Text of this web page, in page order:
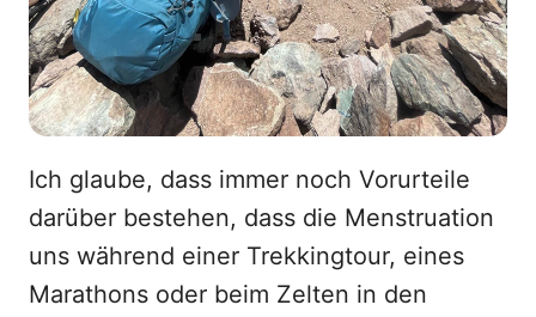
Ich glaube, dass immer noch Vorurteile
darüber bestehen, dass die Menstruation
uns während einer Trekkingtour, eines
Marathons oder beim Zelten in den